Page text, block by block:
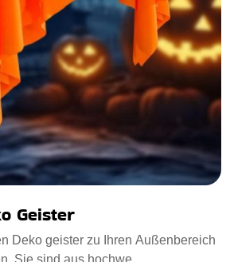
Geister
Deko geister zu Ihren Außenbereich